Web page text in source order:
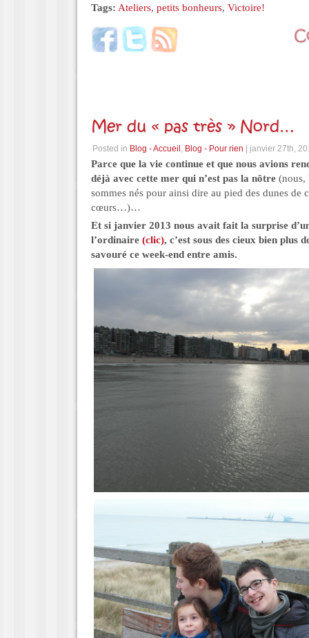
Tags: Ateliers, petits bonheurs, Victoire!
Mer du « pas très » Nord…
Posted in Blog - Accueil , Blog - Pour rien | janvier 27th,
Parce que la vie continue et que nous avions
déjà avec cette mer qui n’est pas la nôtre (nous,
sommes nés pour ainsi dire au pied des dunes de
cœurs…)…
Et si janvier 2013 nous avait fait la surprise
l’ordinaire (clic), c’est sous des cieux bien plus
savouré ce week-end entre amis.